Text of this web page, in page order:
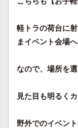
軽トラの荷台に
まイベント会場へ
なので、場所を
見た目も明るく
野外でのイベン